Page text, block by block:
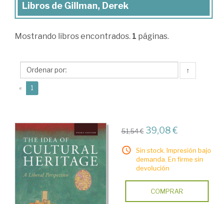
Libros
Gillman,
Libros de Gillman, Derek
Mostrando libros encontrados. 1 páginas.
↑
« 1
51,54 € 39,08 €
Sin stock. Impresión bajo
demanda. En firme sin
devolución
COMPRAR